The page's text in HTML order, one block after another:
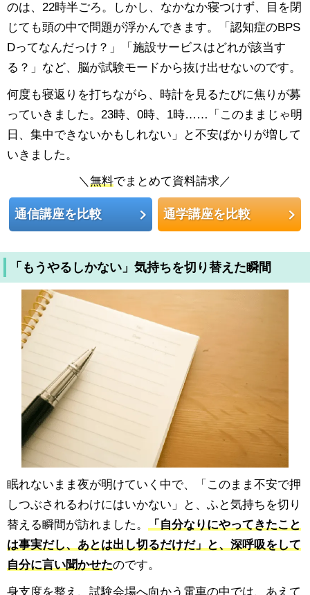
のは、22時半ごろ。しかし、なかなか寝つけず、目を閉
じても頭の中で問題が浮かんできます。「認知症のBPS
Dってなんだっけ？」「施設サービスはどれが該当す
る？」など、脳が試験モードから抜け出せないのです。
何度も寝返りを打ちながら、時計を見るたびに焦りが募
っていきました。23時、0時、1時……「このままじゃ明
日、集中できないかもしれない」と不安ばかりが増して
いきました。
＼無料でまとめて資料請求／
通信講座を比較 通学講座を比較
「もうやるしかない」気持ちを切り替えた瞬間
眠れないまま夜が明けていく中で、「このまま不安で押
しつぶされるわけにはいかない」と、ふと気持ちを切り
替える瞬間が訪れました。
「自分なりにやってきたこと
は事実だし、あとは出し切るだけだ」と、深呼吸をして
自分に言い聞かせたのです。
身支度を整え、試験会場へ向かう電車の中では、あえて